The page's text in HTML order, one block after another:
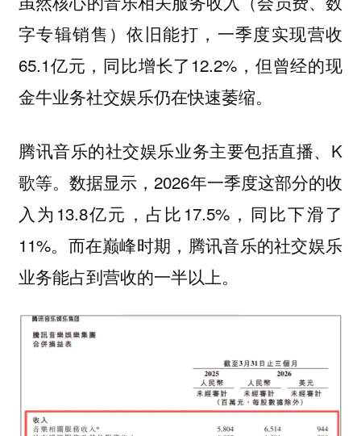
字专辑销售）依旧能打，一季度实现营收
65.1亿元，同比增长了12.2%，但曾经的现
金牛业务社交娱乐仍在快速萎缩。
腾讯音乐的社交娱乐业务主要包括直播、K
歌等。数据显示，2026年一季度这部分的收
入为13.8亿元，占比17.5%，同比下滑了
11%。而在巅峰时期，腾讯音乐的社交娱乐
业务能占到营收的一半以上。